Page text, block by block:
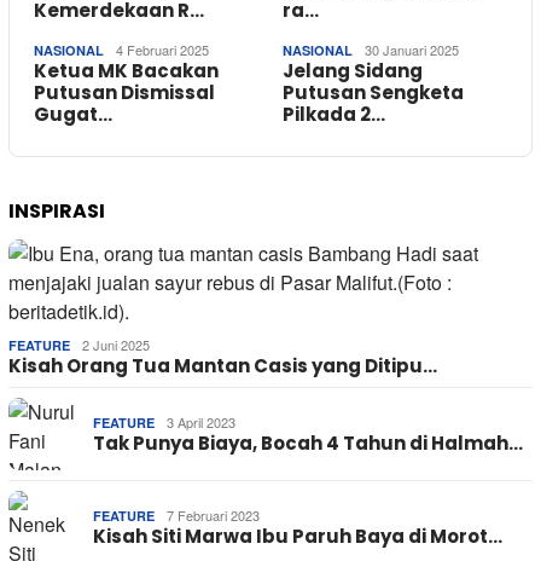
Kemerdekaan R…
ra…
NASIONAL 4 Februari 2025
Ketua MK Bacakan
Putusan Dismissal
Gugat…
NASIONAL 30 Januari 2025
Jelang Sidang
Putusan Sengketa
Pilkada 2…
INSPIRASI
FEATURE 2 Juni 2025
Kisah Orang Tua Mantan Casis yang Ditipu…
FEATURE 3 April 2023
Tak Punya Biaya, Bocah 4 Tahun di Halmah…
FEATURE 7 Februari 2023
Kisah Siti Marwa Ibu Paruh Baya di Morot…